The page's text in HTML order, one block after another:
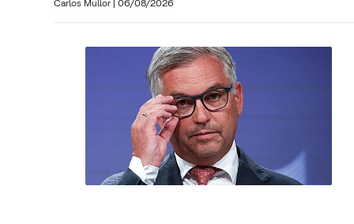
Carlos Mullor | 06/08/2026